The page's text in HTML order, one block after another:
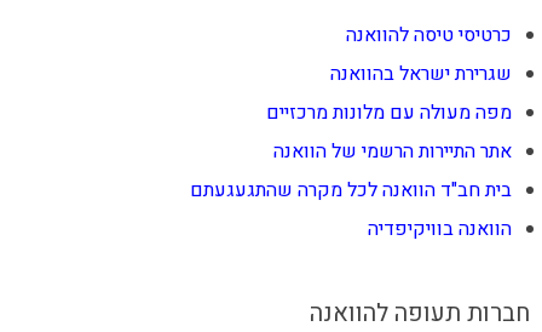
כרטיסי טיסה להוואנה
שגרירת ישראל בהוואנה
מפה מעולה עם מלונות מרכזיים
אתר התיירות הרשמי שלהוואנה
בית חב"ד הוואנה לכל מקרה שהתגעגעתם
הוואנה בוויקיפדיה
חברות תעופה להוואנה